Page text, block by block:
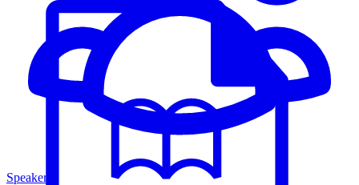
Speakers